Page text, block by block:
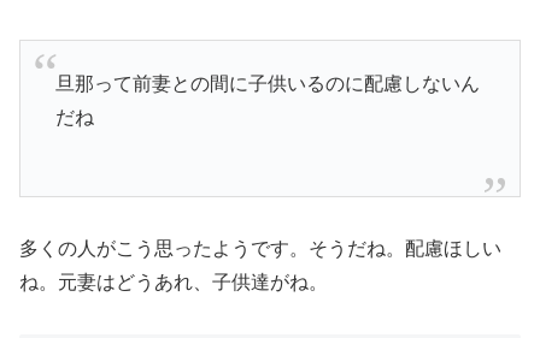
旦那って前妻との間に子供いるのに配慮しないん
だね
多くの人がこう思ったようです。そうだね。配慮ほしい
ね。元妻はどうあれ、子供達がね。